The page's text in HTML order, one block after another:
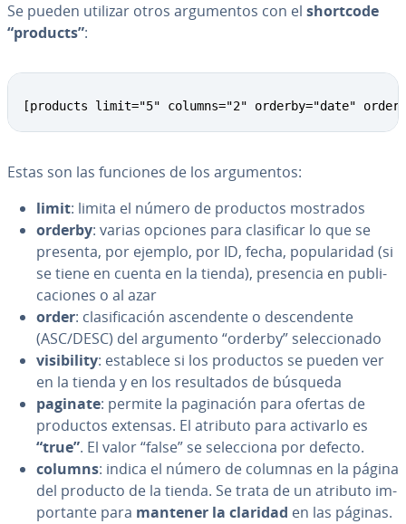
Se pueden utilizar otros ar­gu­me­n­tos con el shortcode
“products”:
[products limit="5" columns="2" orderby="date"
Estas son las funciones de los ar­gu­me­n­tos:
limit: limita el número de productos mostrados
orderby: varias opciones para cla­si­fi­car lo que se
presenta, por ejemplo, por ID, fecha, po­pu­la­ri­dad (si
se tiene en cuenta en la tienda), presencia en pu­bli­
ca­cio­nes o al azar
order: cla­si­fi­ca­ción as­ce­n­de­n­te o de­s­ce­n­de­n­te
(ASC/DESC) del argumento “orderby” se­le­c­cio­na­do
vi­si­bi­li­ty: establece si los productos se pueden ver
en la tienda y en los re­su­l­ta­dos de búsqueda
paginate: permite la pa­gi­na­ción para ofertas de
productos extensas. El atributo para activarlo es
“true”. El valor “false” se se­le­c­cio­na por defecto.
columns: indica el número de columnas en la página
del producto de la tienda. Se trata de un atributo im­
po­r­ta­n­te para mantener la claridad en las páginas.